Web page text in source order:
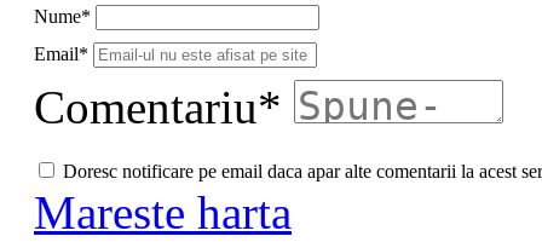
Nume*
Email*
Comentariu*
Doresc notificare pe email daca apar alte comentarii la acest
Mareste harta